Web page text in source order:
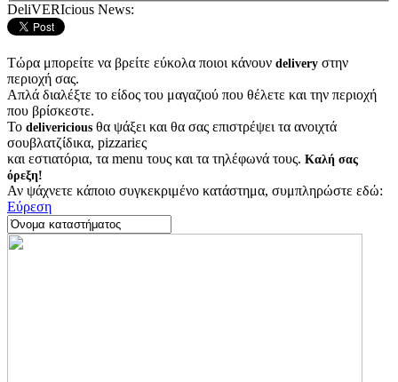
DeliVERIcious News:
Τώρα μπορείτε να βρείτε εύκολα ποιοι κάνουν delivery στην
περιοχή σας.
Απλά διαλέξτε το είδος του μαγαζιού που θέλετε και την περιοχή
που βρίσκεστε.
Το delivericious θα ψάξει και θα σας επιστρέψει τα ανοιχτά
σουβλατζίδικα, pizzariες
και εστιατόρια, τα menu τους και τα τηλέφωνά τους. Καλή σας
όρεξη!
Αν ψάχνετε κάποιο συγκεκριμένο κατάστημα, συμπληρώστε εδώ:
Εύρεση